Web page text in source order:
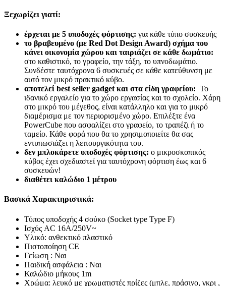
Ξεχωρίζει γιατί:
έρχεται με 5 υποδοχές φόρτισης: για κάθε τύπο συσκευής
το βραβευμένο (με Red Dot Design Award) σχήμα του
κάνει οικονομία χώρου και ταιριάζει σε κάθε δωμάτιο:
στο καθιστικό, το γραφείο, την τάξη, το υπνοδωμάτιο.
Συνδέστε ταυτόχρονα 6 συσκευές σε κάθε κατεύθυνση με
αυτό τον μικρό πρακτικό κύβο.
αποτελεί best seller gadget και στα είδη γραφείου: Το
ιδανικό εργαλείο για το χώρο εργασίας και το σχολείο. Χάρη
στο μικρό του μέγεθος, είναι κατάλληλο και για το μικρό
διαμέρισμα με τον περιορισμένο χώρο. Επιλέξτε ένα
PowerCube που ασφαλίζει στο γραφείο, το τραπέζι ή το
ταμείο. Κάθε φορά που θα το χρησιμοποιείτε θα σας
εντυπωσιάζει η λειτουργικότητα του.
δεν μπλοκάρετε υποδοχές φόρτισης: ο μικροσκοπικός
κύβος έχει σχεδιαστεί για ταυτόχρονη φόρτιση έως και 6
συσκευών!
διαθέτει καλώδιο 1 μέτρου
Βασικά Χαρακτηριστικά:
Τύπος υποδοχής 4 σούκο (Socket type Type F)
Ισχύς AC 16A/250V~
Υλικό: ανθεκτικό πλαστικό
Πιστοποίηση CE
Γείωση : Ναι
Παιδική ασφάλεια : Ναι
Καλώδιο μήκους 1m
Χρώμα: λευκό με χρωματιστές πρίζες (μπλε, πράσινο, γκρι ,